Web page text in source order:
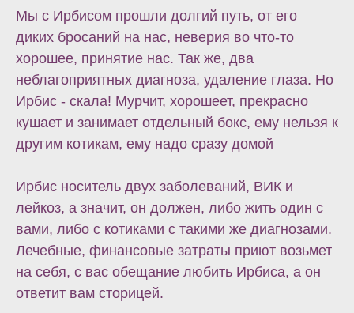
Мы с Ирбисом прошли долгий путь, от его
диких бросаний на нас, неверия во что-то
хорошее, принятие нас. Так же, два
неблагоприятных диагноза, удаление глаза. Но
Ирбис - скала! Мурчит, хорошеет, прекрасно
кушает и занимает отдельный бокс, ему нельзя к
другим котикам, ему надо сразу домой
Ирбис носитель двух заболеваний, ВИК и
лейкоз, а значит, он должен, либо жить один с
вами, либо с котиками с такими же диагнозами.
Лечебные, финансовые затраты приют возьмет
на себя, с вас обещание любить Ирбиса, а он
ответит вам сторицей.